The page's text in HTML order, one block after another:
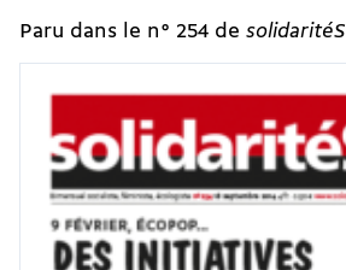
Paru dans le n° 254 de solidaritéS